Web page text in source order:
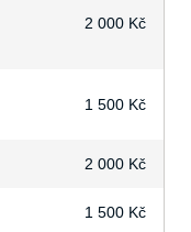
2 000 Kč
1 500 Kč
2 000 Kč
1 500 Kč